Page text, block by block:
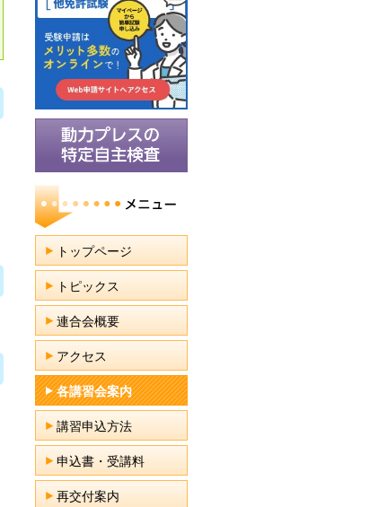
トップページ
トピックス
連合会概要
アクセス
各講習会案内
講習申込方法
申込書・受講料
再交付案内